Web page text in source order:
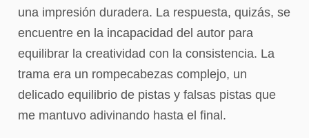
una impresión duradera. La respuesta, quizás, se
encuentre en la incapacidad del autor para
equilibrar la creatividad con la consistencia. La
trama era un rompecabezas complejo, un
delicado equilibrio de pistas y falsas pistas que
me mantuvo adivinando hasta el final.